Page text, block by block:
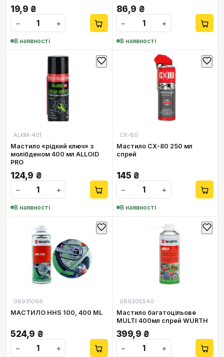
19,9 ₴
−
+
В наявності
86,9 ₴
−
+
В наявності
ALKM-401
Мастило «рідкий ключ» з
молібденом 400 мл ALLOID
PRO
124,9 ₴
−
+
В наявності
СХ-80
Мастило CX-80 250 мл
спрей
145 ₴
−
+
В наявності
08931066
МАСТИЛО HHS 100, 400 ML
524,9 ₴
−
+
089305540
Мастило багатоцільове
MULTI 400мл спрей WURTH
399,9 ₴
−
+